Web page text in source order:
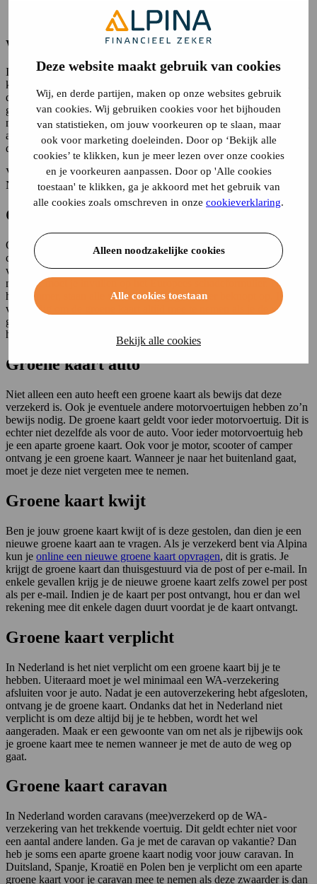
Deze website maakt gebruik van cookies
Wij, en derde partijen, maken op onze websites gebruik
van cookies. Wij gebruiken cookies voor het bijhouden
van statistieken, om jouw voorkeuren op te slaan, maar
ook voor marketing doeleinden. Door op ‘Bekijk alle
cookies’ te klikken, kun je meer lezen over onze cookies
en je voorkeuren aanpassen. Door op 'Alle cookies
toestaan' te klikken, ga je akkoord met het gebruik van
alle cookies zoals omschreven in onze cookieverklaring.
Alleen noodzakelijke cookies
Alle cookies toestaan
Bekijk alle cookies
Wanneer moet je de groene kaart bij je hebben?
In Nederland is het sinds 1972 niet meer verplicht om de groene
kaart voor je auto bij je te hebben. Het is echter wel aan te raden om
de groene kaart altijd mee te nemen wanneer je met de auto op pad
gaat. Er staat namelijk veel nuttige gegevens op de kaart. Mocht je
met pech onderweg staan of betrokken raken bij een ongeluk heb je
altijd je verzekeringsgegevens en belangrijke telefoonnummers bij
de hand.
Voor niet-gekentekende voertuigen, zoals tractoren, moet je in
Nederland wel de groene kaart bij je hebben.
Groene kaart nummer
Op iedere groene kaart staat een groene kaart nummer. Dit is een
combinatie van het polisnummer van je autoverzekering, de
verzekeraarscode en de code van het land waarin je woont. Het
nummer moet je invullen op het Europees schadeformulier. Naast
het nummer, staan alle verzekeringsgegevens er beknopt op. Het is
verstandig om de groene kaart altijd mee te nemen als je de weg op
gaat. Je weet maar nooit wanneer je het groene kaart nummer nodig
hebt.
Groene kaart auto
Niet alleen een auto heeft een groene kaart als bewijs dat deze
verzekerd is. Ook je eventuele andere motorvoertuigen hebben zo’n
bewijs nodig. De groene kaart geldt voor ieder motorvoertuig. Dit is
echter niet dezelfde als voor de auto. Voor ieder motorvoertuig heb
je een aparte groene kaart. Ook voor je motor, scooter of camper
ontvang je een groene kaart. Wanneer je naar het buitenland gaat,
moet je deze niet vergeten mee te nemen.
Groene kaart kwijt
Ben je jouw groene kaart kwijt of is deze gestolen, dan dien je een
nieuwe groene kaart aan te vragen. Als je verzekerd bent via Alpina
kun je online een nieuwe groene kaart opvragen, dit is gratis. Je
krijgt de groene kaart dan thuisgestuurd via de post of per e-mail. In
enkele gevallen krijg je de nieuwe groene kaart zelfs zowel per post
als per e-mail. Indien je de kaart per post ontvangt, hou er dan wel
rekening mee dit enkele dagen duurt voordat je de kaart ontvangt.
Groene kaart verplicht
In Nederland is het niet verplicht om een groene kaart bij je te
hebben. Uiteraard moet je wel minimaal een WA-verzekering
afsluiten voor je auto. Nadat je een autoverzekering hebt afgesloten,
ontvang je de groene kaart. Ondanks dat het in Nederland niet
verplicht is om deze altijd bij je te hebben, wordt het wel
aangeraden. Maak er een gewoonte van om net als je rijbewijs ook
je groene kaart mee te nemen wanneer je met de auto de weg op
gaat.
Groene kaart caravan
In Nederland worden caravans (mee)verzekerd op de WA-
verzekering van het trekkende voertuig. Dit geldt echter niet voor
een aantal andere landen. Ga je met de caravan op vakantie? Dan
heb je soms een aparte groene kaart nodig voor jouw caravan. In
Duitsland, Spanje, Kroatië en Polen ben je verplicht om een aparte
groene kaart voor je caravan mee te nemen als deze zwaarder is dan